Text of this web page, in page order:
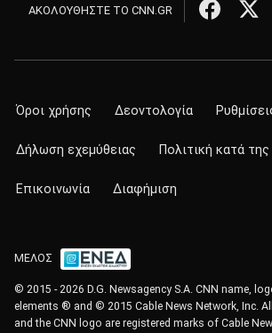
ΑΚΟΛΟΥΘΗΣΤΕ ΤΟ CNN.GR
Όροι χρήσης Δεοντολογία
Δήλωση εχεμύθειας Πολιτική κατά
Επικοινωνία Διαφήμιση
ΜΕΛΟΣ
© 2015 - 2026 D.G. Newsagency S.A. CNN name,
elements ® and © 2015 Cable News Network, Inc.
and the CNN logo are registered marks of Cable